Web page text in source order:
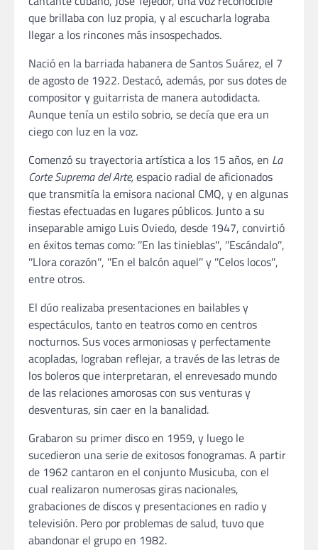
que brillaba con luz propia, y al escucharla lograba
llegar a los rincones más insospechados.
Nació en la barriada habanera de Santos Suárez, el 7
de agosto de 1922. Destacó, además, por sus dotes de
compositor y guitarrista de manera autodidacta.
Aunque tenía un estilo sobrio, se decía que era un
ciego con luz en la voz.
Comenzó su trayectoria artística a los 15 años, en La
Corte Suprema del Arte,espacio radial de aficionados
que transmitía la emisora nacional CMQ, y en algunas
fiestas efectuadas en lugares públicos. Junto a su
inseparable amigo Luis Oviedo, desde 1947, convirtió
en éxitos temas como: ʺEn las tinieblasʺ, ʺEscándaloʺ,
ʺLlora corazónʺ, ʺEn el balcón aquelʺ y ʺCelos locosʺ,
entre otros.
El dúo realizaba presentaciones en bailables y
espectáculos, tanto en teatros como en centros
nocturnos. Sus voces armoniosas y perfectamente
acopladas, lograban reflejar, a través de las letras de
los boleros que interpretaran, el enrevesado mundo
de las relaciones amorosas con sus venturas y
desventuras, sin caer en la banalidad.
Grabaron su primer disco en 1959, y luego le
sucedieron una serie de exitosos fonogramas. A partir
de 1962 cantaron en el conjunto Musicuba, con el
cual realizaron numerosas giras nacionales,
grabaciones de discos y presentaciones en radio y
televisión. Pero por problemas de salud, tuvo que
abandonar el grupo en 1982.